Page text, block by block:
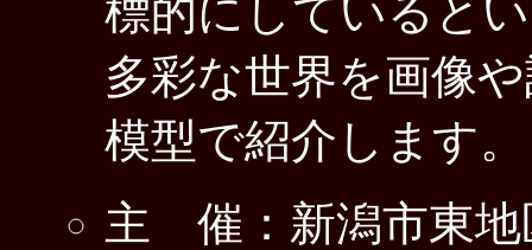
標的にしていると
多彩な世界を画像
模型で紹介します。
主 催：新潟市東地